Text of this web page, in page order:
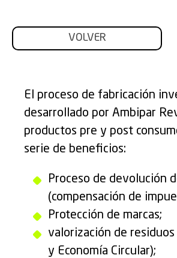
VOLVER
El proceso de fabricación
desarrollado por Ambipar
productos pre y post
serie de beneficios:
Proceso de devolución
(compensación de
Protección de marcas;
valorización de residuos
y Economía Circular);